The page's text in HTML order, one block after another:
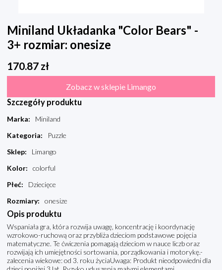
Miniland Układanka "Color Bears" -
3+ rozmiar: onesize
170.87 zł
Zobacz w sklepie Limango
Szczegóły produktu
Marka:
Miniland
Kategoria:
Puzzle
Sklep:
Limango
Kolor:
colorful
Płeć:
Dziecięce
Rozmiary: onesize
Opis produktu
Wspaniała gra, która rozwija uwagę, koncentrację i koordynację
wzrokowo-ruchową oraz przybliża dzieciom podstawowe pojęcia
matematyczne. Te ćwiczenia pomagają dzieciom w nauce liczb oraz
rozwijają ich umiejętności sortowania, porządkowania i motorykę.-
zalecenia wiekowe: od 3. roku życiaUwaga: Produkt nieodpowiedni dla